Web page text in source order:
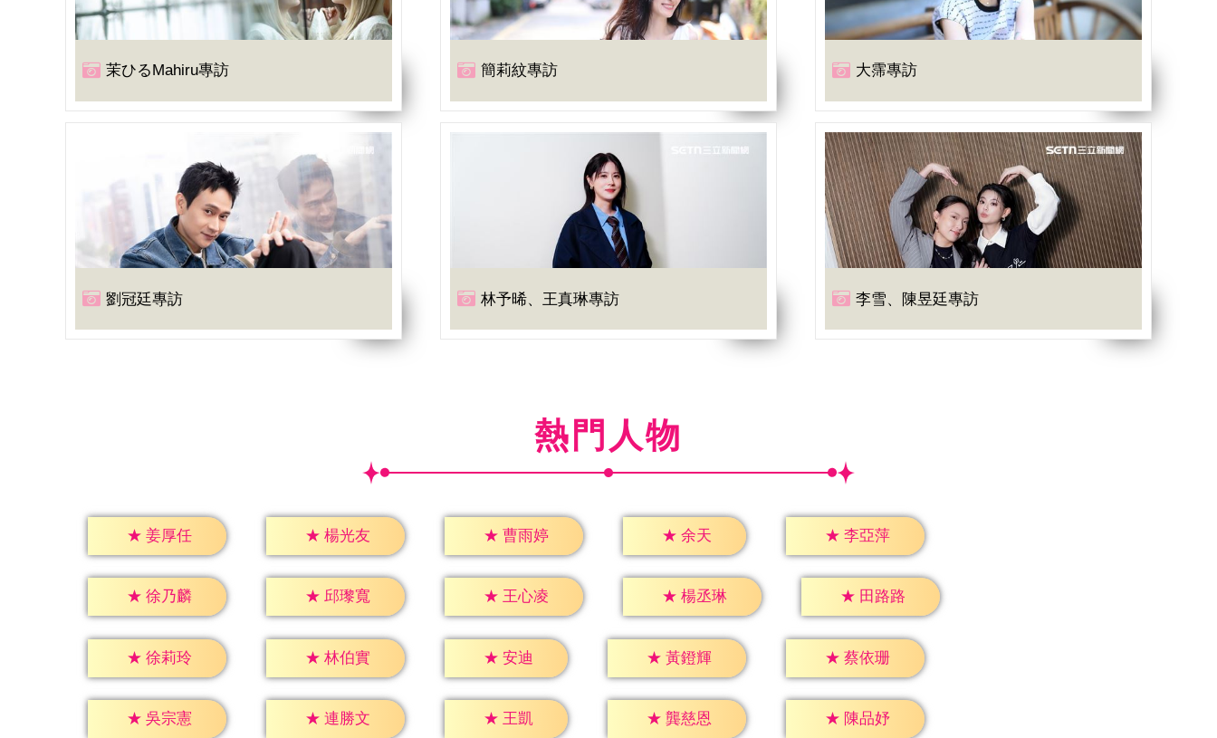
茉ひるMahiru專訪 簡莉紋專訪 大霈專訪
劉冠廷專訪 林予晞、王真琳專訪 李雪、陳昱廷專訪
熱門人物
★ 姜厚任 ★ 楊光友 ★ 曹雨婷 ★ 余天 ★ 李亞萍
★ 徐乃麟 ★ 邱瓈寬 ★ 王心凌 ★ 楊丞琳 ★ 田路路
★ 徐莉玲 ★ 林伯實 ★ 安迪 ★ 黃鐙輝 ★ 蔡依珊
★ 吳宗憲 ★ 連勝文 ★ 王凱 ★ 龔慈恩 ★ 陳品妤